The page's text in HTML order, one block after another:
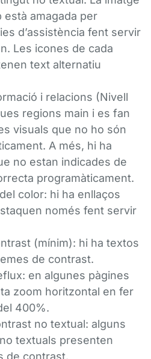
està amagada per
d’assistència fent servir
Les icones de cada
text alternatiu
i relacions (Nivell
regions main i es fan
visuals que no ho són
A més, hi ha
no estan indicades de
programàticament.
del color: hi ha enllaços
només fent servir
(mínim): hi ha textos
de contrast.
en algunes pàgines
zoom horitzontal en fer
400%.
no textual: alguns
textuals presenten
de contrast.